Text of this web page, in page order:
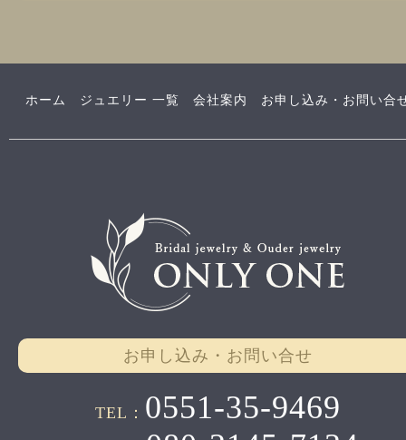
ホーム ジュエリー 一覧 会社案内 お申し込み・お問い合
お申し込み・お問い合せ
TEL： 0551-35-9469